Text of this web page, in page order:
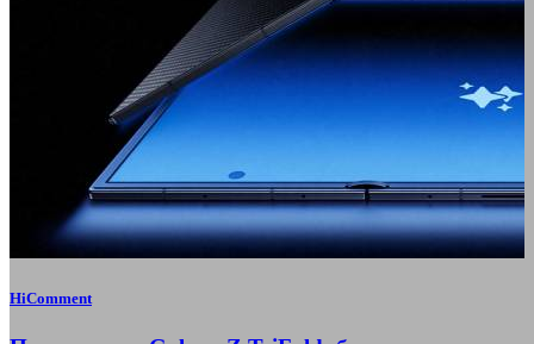
HiComment